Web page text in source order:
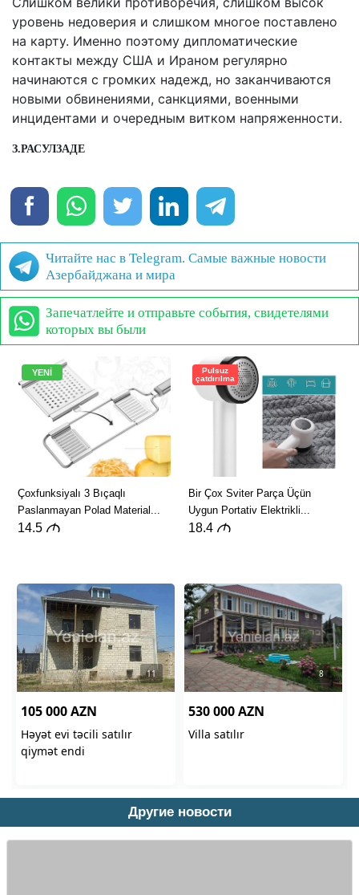
уровень недоверия и слишком многое поставлено
на карту. Именно поэтому дипломатические
контакты между США и Ираном регулярно
начинаются с громких надежд, но заканчиваются
новыми обвинениями, санкциями, военными
инцидентами и очередным витком напряженности.
З.РАСУЛЗАДЕ
Читайте нас в Telegram. Самые важные новости
Азербайджана и мира
Запечатлейте и отправьте события, свидетелями
которых вы были
Другие новости